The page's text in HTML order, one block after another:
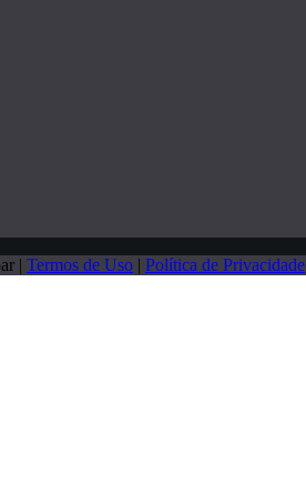
| Termos de Uso | Política de Privacidade